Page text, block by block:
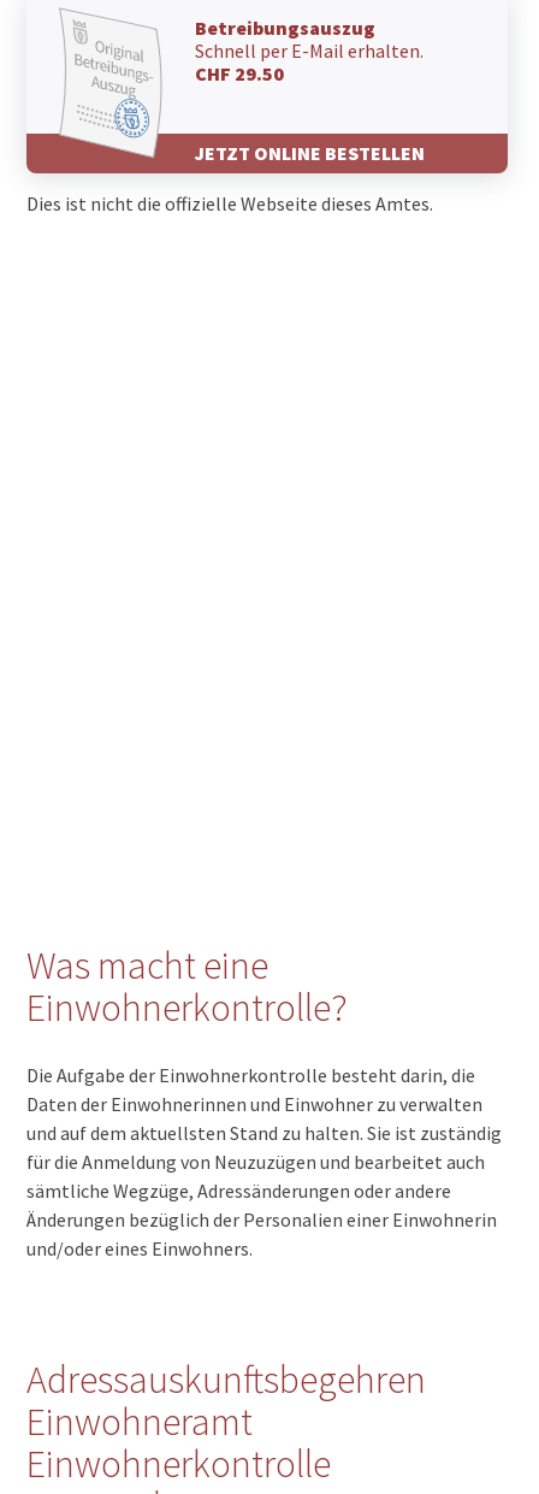
Betreibungsauszug
Schnell per E-Mail erhalten.
CHF 29.50
JETZT ONLINE BESTELLEN
Dies ist nicht die offizielle Webseite dieses Amtes.
Was macht eine
Einwohnerkontrolle?
Die Aufgabe der Einwohnerkontrolle besteht darin, die
Daten der Einwohnerinnen und Einwohner zu verwalten
und auf dem aktuellsten Stand zu halten. Sie ist zuständig
für die Anmeldung von Neuzuzügen und bearbeitet auch
sämtliche Wegzüge, Adressänderungen oder andere
Änderungen bezüglich der Personalien einer Einwohnerin
und/oder eines Einwohners.
Adressauskunftsbegehren
Einwohneramt
Einwohnerkontrolle